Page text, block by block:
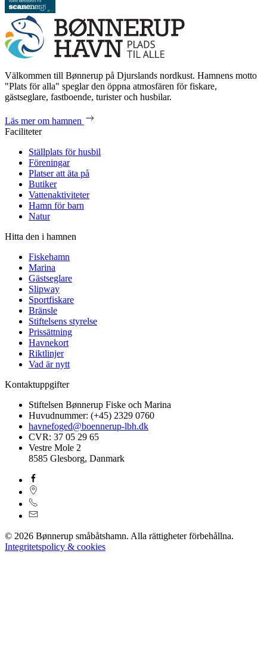
Välkommen till Bønnerup på Djurslands nordkust. Hamnens motto
"Plats för alla" speglar den öppna atmosfären för fiskare,
gästseglare, fastboende, turister och husbilar.
Läs mer om hamnen
Faciliteter
Ställplats för husbil
Föreningar
Platser att äta på
Butiker
Vattenaktiviteter
Hamn för barn
Natur
Hitta den i hamnen
Fiskehamn
Marina
Gästseglare
Slipway
Sportfiskare
Bränsle
Stiftelsens styrelse
Prissättning
Havnekort
Riktlinjer
Vad är nytt
Kontaktuppgifter
Stiftelsen Bønnerup Fiske och Marina
Huvudnummer: (+45) 2329 0760
havnefoged@boennerup-lbh.dk
CVR: 37 05 29 65
Vestre Mole 2
8585 Glesborg, Danmark
© 2026 Bønnerup småbåtshamn. Alla rättigheter förbehållna.
Integritetspolicy & cookies